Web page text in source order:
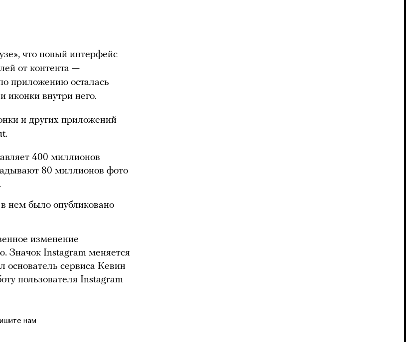
что новый интерфейс
от контента —
приложению осталась
внутри него.
и других приложений
400 миллионов
80 миллионов фото
нем было опубликовано
изменение
Значок Instagram меняется
основатель сервиса Кевин
пользователя Instagram
нам